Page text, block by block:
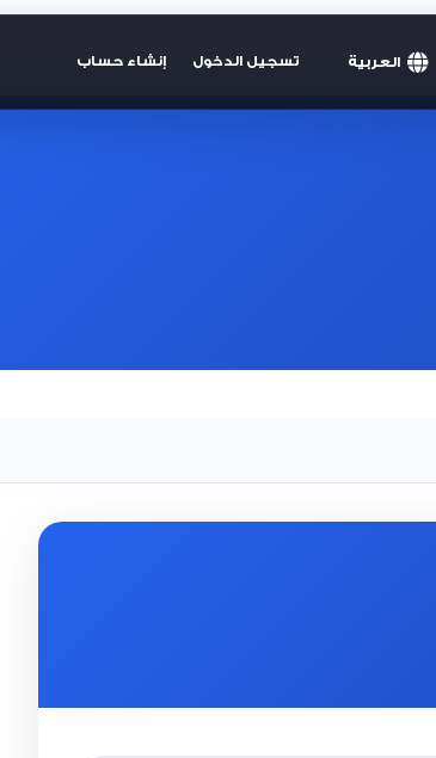
العربية تسجيل الدخول إنشاء حساب